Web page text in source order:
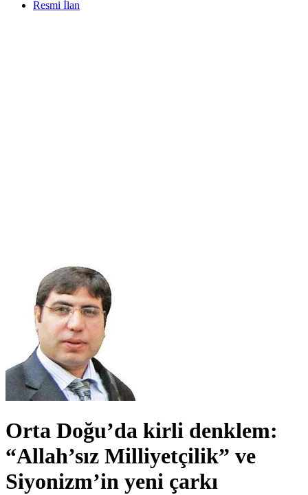
Resmi İlan
Orta Doğu’da kirli denklem:
“Allah’sız Milliyetçilik” ve
Siyonizm’in yeni çarkı